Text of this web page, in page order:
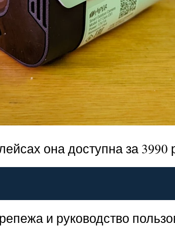
она доступна за 3990
и руководство